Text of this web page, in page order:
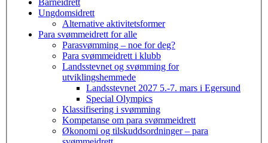
Barneidrett
Ungdomsidrett
Alternative aktivitetsformer
Para svømmeidrett for alle
Parasvømming – noe for deg?
Para svømmeidrett i klubb
Landsstevnet og svømming for
utviklingshemmede
Landsstevnet 2027 5.-7. mars i Egersund
Special Olympics
Klassifisering i svømming
Kompetanse om para svømmeidrett
Økonomi og tilskuddsordninger – para